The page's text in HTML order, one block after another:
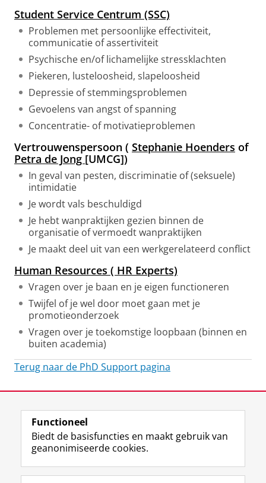
Student Service Centrum (SSC)
Problemen met persoonlijke effectiviteit,
communicatie of assertiviteit
Psychische en/of lichamelijke stressklachten
Piekeren, lusteloosheid, slapeloosheid
Depressie of stemmingsproblemen
Gevoelens van angst of spanning
Concentratie- of motivatieproblemen
Vertrouwenspersoon ( Stephanie Hoenders of
Petra de Jong [UMCG])
In geval van pesten, discriminatie of (seksuele)
intimidatie
Je wordt vals beschuldigd
Je hebt wanpraktijken gezien binnen de
organisatie of vermoedt wanpraktijken
Je maakt deel uit van een werkgerelateerd conflict
Human Resources ( HR Experts)
Vragen over je baan en je eigen functioneren
Twijfel of je wel door moet gaan met je
promotieonderzoek
Vragen over je toekomstige loopbaan (binnen en
buiten academia)
Terug naar de PhD Support pagina
View this page in:English
Volg de RUG
F
a
L
i
R
S
I
n
Y
o
Functioneel
Biedt de basisfuncties en maakt gebruik van
geanonimiseerde cookies.